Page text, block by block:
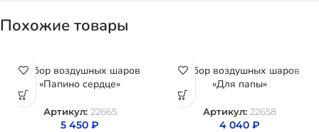
Похожие товары
Набор воздушных шаров
«Папино сердце»
Артикул: 22665
5 450 ₽
Набор воздушных шаров
«Для папы»
Артикул: 22658
4 040 ₽